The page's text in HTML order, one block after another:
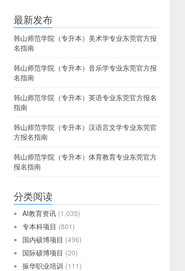
最新发布
韩山师范学院（专升本）美术学专业东莞官方报
名指南
韩山师范学院（专升本）音乐学专业东莞官方报
名指南
韩山师范学院（专升本）英语专业东莞官方报名
指南
韩山师范学院（专升本）汉语言文学专业东莞官
方报名指南
韩山师范学院（专升本）体育教育专业东莞官方
报名指南
分类阅读
AI教育资讯 (1,035)
专本科项目 (801)
国内硕博项目 (496)
国际硕博项目 (20)
振华职业培训 (111)